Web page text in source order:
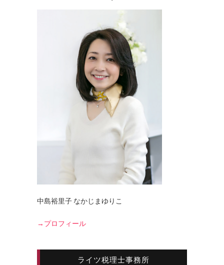
中島裕里子 なかじまゆりこ
→プロフィール
ライツ税理士事務所